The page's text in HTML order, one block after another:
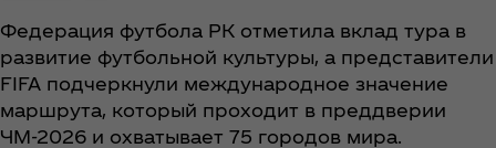
Федерация футбола РК отметила вклад тура в
развитие футбольной культуры, а представители
FIFA подчеркнули международное значение
маршрута, который проходит в преддверии
ЧМ-2026 и охватывает 75 городов мира.